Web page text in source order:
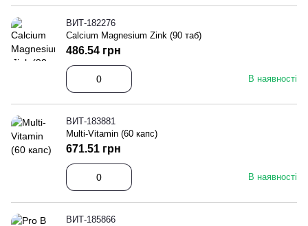
ВИТ-182276
Calcium Magnesium Zink (90 таб)
В наявності
486.54 грн
ВИТ-183881
Multi-Vitamin (60 капс)
В наявності
671.51 грн
ВИТ-185866